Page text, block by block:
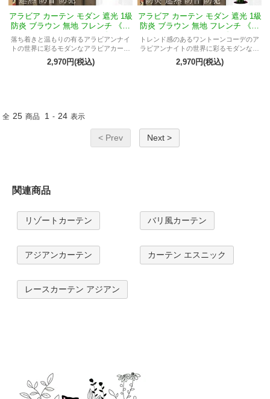
アラビア カーテン モダン 遮光 1級
防炎 ブラウン 無地 フレンチ 《エ
クシードMアラベスク》
落ち着きと温もりの有るアラビアンナイ
トの世界に彩るモダンなアラビアカーテ
ン
2,970円(税込)
アラビア カーテン モダン 遮光 1級
防炎 ブラウン 無地 フレンチ 《エ
クシードMドバイ》
トレンド感のあるワントーンコーデのア
ラビアンナイトの世界に彩るモダンなア
ラビアカーテン
2,970円(税込)
全 25 商品 1 - 24 表示
< Prev Next >
関連商品
リゾートカーテン バリ風カーテン
アジアンカーテン カーテン エスニック
レースカーテン アジアン